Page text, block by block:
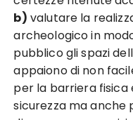
b) valutare la
archeologico in
pubblico gli spazi
appaiono di non
per la barriera fisica
sicurezza ma anche